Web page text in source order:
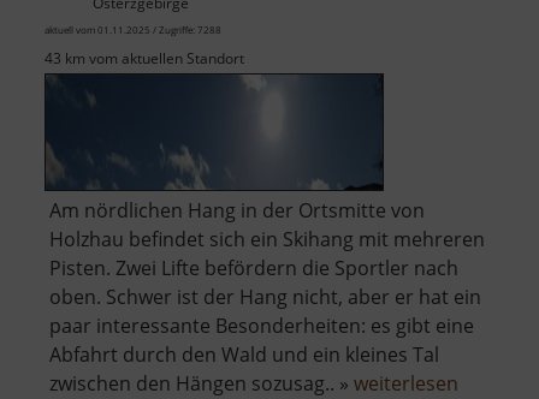
aktuell vom 01.11.2025 / Zugriffe: 7288
43 km vom aktuellen Standort
Am nördlichen Hang in der Ortsmitte von
Holzhau befindet sich ein Skihang mit mehreren
Pisten. Zwei Lifte befördern die Sportler nach
oben. Schwer ist der Hang nicht, aber er hat ein
paar interessante Besonderheiten: es gibt eine
Abfahrt durch den Wald und ein kleines Tal
zwischen den Hängen sozusag.. » weiterlesen